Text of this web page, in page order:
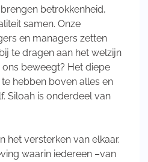
betrokkenheid,
samen. Onze
en managers zetten
te dragen aan het welzijn
beweegt? Het diepe
hebben boven alles en
Siloah is onderdeel van
het versterken van elkaar.
waarin iedereen –van